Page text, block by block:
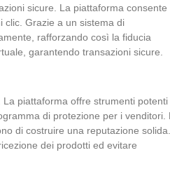
sicure. La piattaforma consente
clic. Grazie a un sistema di
rafforzando così la fiducia
garantendo transazioni sicure.
piattaforma offre strumenti
di protezione per i venditori.
di costruire una reputazione solida.
dei prodotti ed evitare